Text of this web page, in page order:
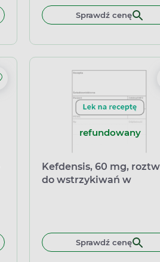
Sprawdź cenę
refundowany
Kefdensis, 60 mg,
do wstrzykiwań w
Sprawdź cenę